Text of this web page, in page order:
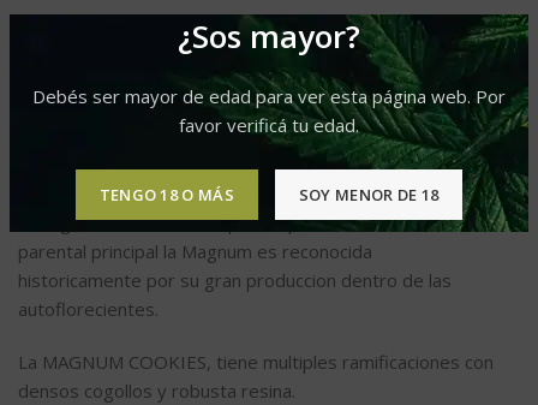
¿Sos mayor?
Debés ser mayor de edad para ver esta página web. Por
favor verificá tu edad.
TENGO 18 O MÁS SOY MENOR DE 18
DESCRIPCION GENERAL
Esta genetica fue creada para la produccion extrema, su
parental principal la Magnum es reconocida
historicamente por su gran produccion dentro de las
autoflorecientes.
La MAGNUM COOKIES, tiene multiples ramificaciones con
densos cogollos y robusta resina.